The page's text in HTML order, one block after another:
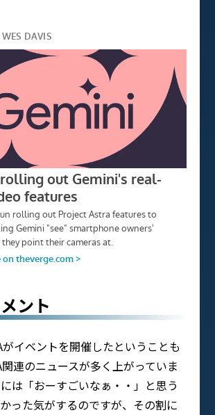
ント
イベントを開催したということも
連のニュースが多く上がっていま
は「おーすごいなぁ・・」と思う
った気がするのですが、その割に